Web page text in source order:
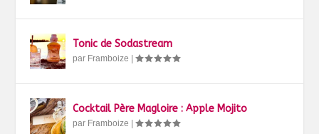
Tonic de Sodastream
par Framboize |
Cocktail Père Magloire : Apple Mojito
par Framboize |